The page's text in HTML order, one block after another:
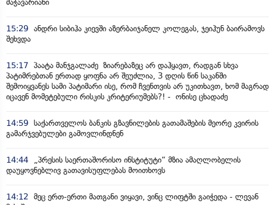
მაჭავარიანი
15:29 ანდრი სიბიჰა კიევში აზერბაიჯანელ კოლეგას, ჯეიჰუნ ბაირამოვს
შეხვდა
15:17 პაატა მანჯგალაძე ზიარებაზეც არ დაჰყავთ, რადგან სხვა
პატიმრებთან ერთად ყოფნა არ შეუძლია, 3 დღის წინ საკანში
შემოიყვანეს სამი პატიმარი ისე, რომ ჩვენთვის არ უკითხავთ, ხომ მაგრად
იცავენ მომეტებული რისკის კრიტერიუმებს?! - ონისე ცხადაძე
14:59 საქართველოს ბანკის გზავნილების გათამაშების მეორე კვირის
გამარჯვებულები გამოვლინდნენ
14:44
„პრესის საერთაშორისო ინსტიტუტი“ მზია ამაღლობელის
დაუყოვნებლივ გათავისუფლებას მოითხოვს
14:12
მეც ერთ-ერთი მათგანი ვიყავი, ვინც ლიფტში გაიჭედა - ლევან